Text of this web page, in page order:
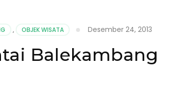
, OBJEK WISATA Desember 24, 2013
Balekambang